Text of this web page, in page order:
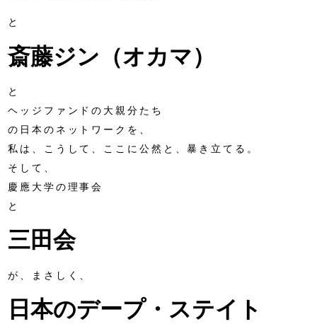
と
斎藤ジン（オカマ）
と
ヘッジファンドの大親分たち
の日本のネットワークを、
私は、こうして、ここに公然と、暴き立てる。
そして、
慶應大学の理事会
と
三田会
が、まさしく、
日本のデープ・ステイト